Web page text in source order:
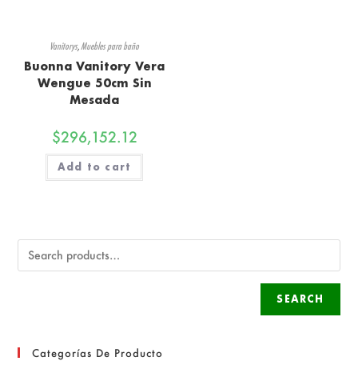
Vanitorys,Muebles para baño
Buonna Vanitory Vera
Wengue 50cm Sin
Mesada
$296,152.12
Add to cart
SEARCH
Categorías De Producto